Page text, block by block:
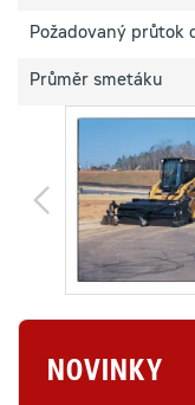
Požadovaný průtok
Průměr smetáku
NOVINKY